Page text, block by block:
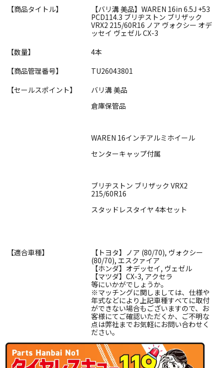
【商品タイトル】
【バリ溝 美品】WAREN 16in 6.5J +53
PCD114.3 ブリヂストン ブリザック
VRX2 215/60R16 ノア ヴォクシー オデ
ッセイ ヴェゼル CX-3
【数量】
4本
【商品管理番号】
TU26043801
【セールスポイント】
バリ溝 美品
倉庫保管品
WAREN 16インチアルミホイール
センターキャップ付属
ブリヂストン ブリザック VRX2
215/60R16
スタッドレスタイヤ 4本セット
【適合車種】
【トヨタ】ノア (80/70), ヴォクシー
(80/70), エスクァイア
【ホンダ】オデッセイ, ヴェゼル
【マツダ】CX-3, アクセラ
等にいかがでしょうか。
※マッチングに関しましては、仕様や
年式などにより上記車種すべてに取付
ができない場合もございますので、お
客様にてご確認いただくか、ご不明な
点は弊社までお気軽にお問い合わせく
ださい。